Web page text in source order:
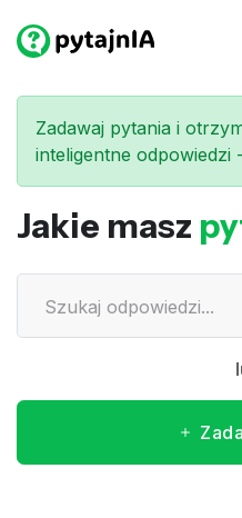
Zadawaj pytania i
inteligentne odpowiedzi
Jakie masz